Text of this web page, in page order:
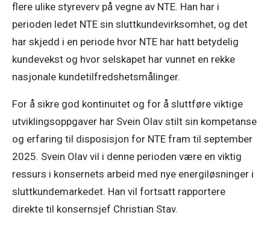
flere ulike styreverv på vegne av NTE. Han har i
perioden ledet NTE sin sluttkundevirksomhet, og det
har skjedd i en periode hvor NTE har hatt betydelig
kundevekst og hvor selskapet har vunnet en rekke
nasjonale kundetilfredshetsmålinger.
For å sikre god kontinuitet og for å sluttføre viktige
utviklingsoppgaver har Svein Olav stilt sin kompetanse
og erfaring til disposisjon for NTE fram til september
2025. Svein Olav vil i denne perioden være en viktig
ressurs i konsernets arbeid med nye energiløsninger i
sluttkundemarkedet. Han vil fortsatt rapportere
direkte til konsernsjef Christian Stav.